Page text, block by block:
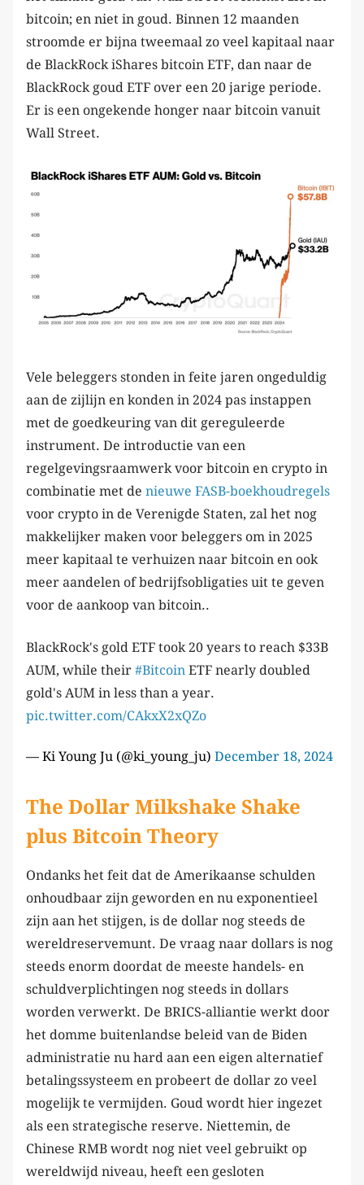
bitcoin; en niet in goud. Binnen 12 maanden
stroomde er bijna tweemaal zo veel kapitaal naar
de BlackRock iShares bitcoin ETF, dan naar de
BlackRock goud ETF over een 20 jarige periode.
Er is een ongekende honger naar bitcoin vanuit
Wall Street.
Vele beleggers stonden in feite jaren ongeduldig
aan de zijlijn en konden in 2024 pas instappen
met de goedkeuring van dit gereguleerde
instrument. De introductie van een
regelgevingsraamwerk voor bitcoin en crypto in
combinatie met de nieuwe FASB-boekhoudregels
voor crypto in de Verenigde Staten, zal het nog
makkelijker maken voor beleggers om in 2025
meer kapitaal te verhuizen naar bitcoin en ook
meer aandelen of bedrijfsobligaties uit te geven
voor de aankoop van bitcoin..
BlackRock's gold ETF took 20 years to reach $33B
AUM, while their #Bitcoin ETF nearly doubled
gold's AUM in less than a year.
pic.twitter.com/CAkxX2xQZo
— Ki Young Ju (@ki_young_ju) December 18, 2024
The Dollar Milkshake Shake
plus Bitcoin Theory
Ondanks het feit dat de Amerikaanse schulden
onhoudbaar zijn geworden en nu exponentieel
zijn aan het stijgen, is de dollar nog steeds de
wereldreservemunt. De vraag naar dollars is nog
steeds enorm doordat de meeste handels- en
schuldverplichtingen nog steeds in dollars
worden verwerkt. De BRICS-alliantie werkt door
het domme buitenlandse beleid van de Biden
administratie nu hard aan een eigen alternatief
betalingssysteem en probeert de dollar zo veel
mogelijk te vermijden. Goud wordt hier ingezet
als een strategische reserve. Niettemin, de
Chinese RMB wordt nog niet veel gebruikt op
wereldwijd niveau, heeft een gesloten